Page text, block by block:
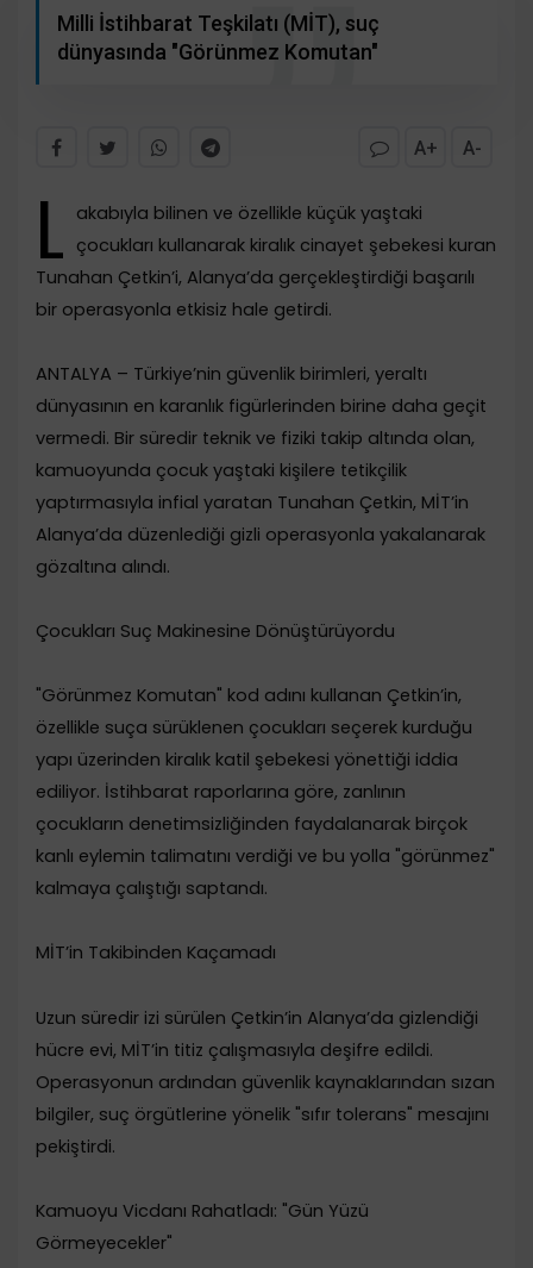
Milli İstihbarat Teşkilatı (MİT), suç
dünyasında "Görünmez Komutan"
A+ A-
L akabıyla bilinen ve özellikle küçük yaştaki
çocukları kullanarak kiralık cinayet şebekesi kuran
Tunahan Çetkin’i, Alanya’da gerçekleştirdiği başarılı
bir operasyonla etkisiz hale getirdi.
​ANTALYA – Türkiye’nin güvenlik birimleri, yeraltı
dünyasının en karanlık figürlerinden birine daha geçit
vermedi. Bir süredir teknik ve fiziki takip altında olan,
kamuoyunda çocuk yaştaki kişilere tetikçilik
yaptırmasıyla infial yaratan Tunahan Çetkin, MİT’in
Alanya’da düzenlediği gizli operasyonla yakalanarak
gözaltına alındı.
​Çocukları Suç Makinesine Dönüştürüyordu
​"Görünmez Komutan" kod adını kullanan Çetkin’in,
özellikle suça sürüklenen çocukları seçerek kurduğu
yapı üzerinden kiralık katil şebekesi yönettiği iddia
ediliyor. İstihbarat raporlarına göre, zanlının
çocukların denetimsizliğinden faydalanarak birçok
kanlı eylemin talimatını verdiği ve bu yolla "görünmez"
kalmaya çalıştığı saptandı.
​MİT’in Takibinden Kaçamadı
​Uzun süredir izi sürülen Çetkin’in Alanya’da gizlendiği
hücre evi, MİT’in titiz çalışmasıyla deşifre edildi.
Operasyonun ardından güvenlik kaynaklarından sızan
bilgiler, suç örgütlerine yönelik "sıfır tolerans" mesajını
pekiştirdi.
​Kamuoyu Vicdanı Rahatladı: "Gün Yüzü
Görmeyecekler"